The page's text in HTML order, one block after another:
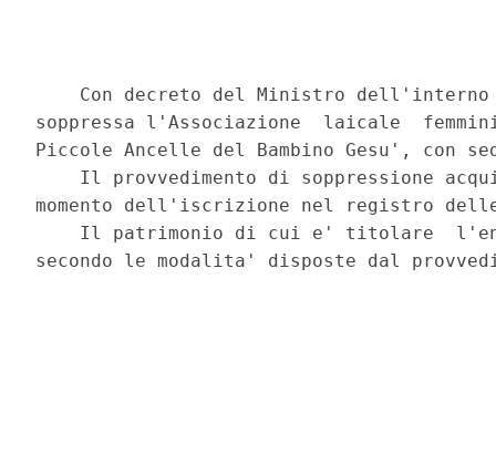
Con decreto del Ministro
soppressa l'Associazione  laicale
Piccole Ancelle del Bambino Gesu', con
Il provvedimento di soppressione
momento dell'iscrizione nel registro
Il patrimonio di cui e' titolare